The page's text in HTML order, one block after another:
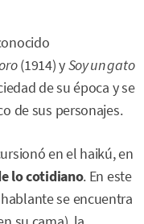
(1914) ySoy un gato
de su época y se
de sus personajes.
en el haikú, en
lo cotidiano. En este
se encuentra